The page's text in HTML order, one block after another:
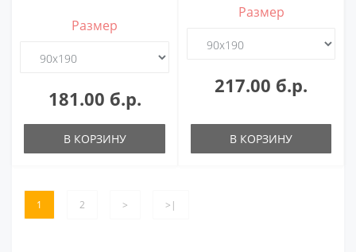
Размер
181.00 б.р.
В КОРЗИНУ
Размер
217.00 б.р.
В КОРЗИНУ
1 2 > >|